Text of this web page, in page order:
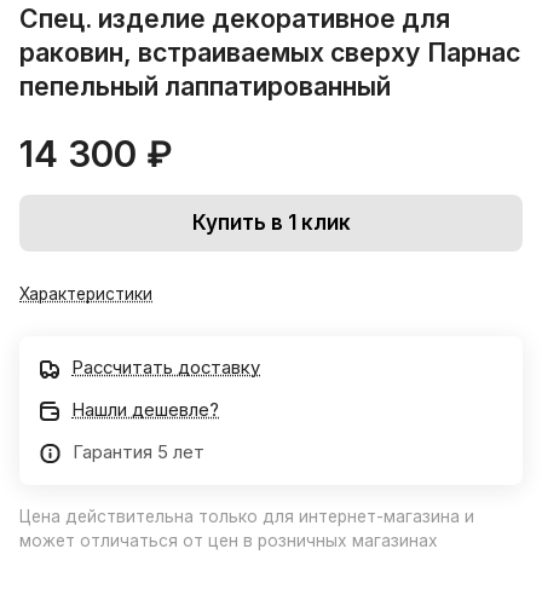
Спец. изделие декоративное для
раковин, встраиваемых сверху Парнас
пепельный лаппатированный
14 300 ₽
Купить в 1 клик
Характеристики
Рассчитать доставку
Нашли дешевле?
Гарантия 5 лет
Цена действительна только для интернет-магазина и
может отличаться от цен в розничных магазинах